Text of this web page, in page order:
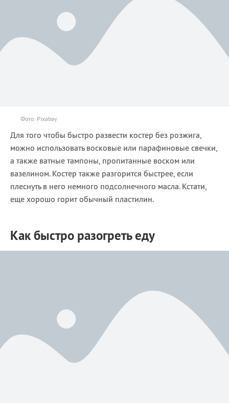
Фото: Pixabay
Для того чтобы быстро развести костер без розжига,
можно использовать восковые или парафиновые свечки,
а также ватные тампоны, пропитанные воском или
вазелином. Костер также разгорится быстрее, если
плеснуть в него немного подсолнечного масла. Кстати,
еще хорошо горит обычный пластилин.
Как быстро разогреть еду